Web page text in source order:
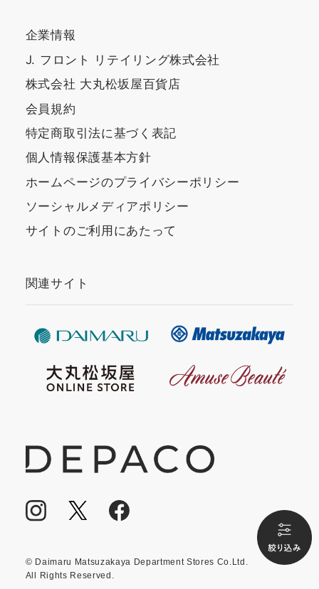
企業情報
J. フロント リテイリング株式会社
株式会社 大丸松坂屋百貨店
会員規約
特定商取引法に基づく表記
個人情報保護基本方針
ホームページのプライバシーポリシー
ソーシャルメディアポリシー
サイトのご利用にあたって
関連サイト
© Daimaru Matsuzakaya Department Stores Co.Ltd.
All Rights Reserved.